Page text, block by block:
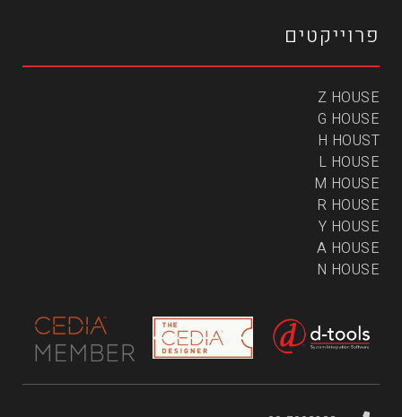
פרוייקטים
Z HOUSE
G HOUSE
H HOUST
L HOUSE
M HOUSE
R HOUSE
Y HOUSE
A HOUSE
N HOUSE